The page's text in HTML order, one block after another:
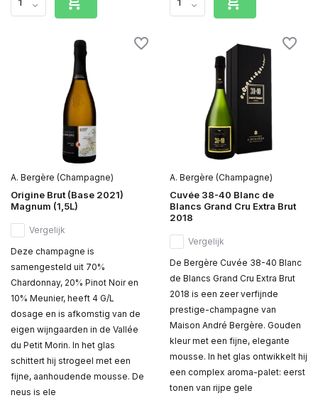
A. Bergère (Champagne)
Origine Brut (Base 2021)
Magnum (1,5L)
Vergelijk
Deze champagne is
samengesteld uit 70%
Chardonnay, 20% Pinot Noir en
10% Meunier, heeft 4 G/L
dosage en is afkomstig van de
eigen wijngaarden in de Vallée
du Petit Morin. In het glas
schittert hij strogeel met een
fijne, aanhoudende mousse. De
neus is ele
A. Bergère (Champagne)
Cuvée 38-40 Blanc de
Blancs Grand Cru Extra Brut
2018
Vergelijk
De Bergère Cuvée 38-40 Blanc
de Blancs Grand Cru Extra Brut
2018 is een zeer verfijnde
prestige-champagne van
Maison André Bergère. Gouden
kleur met een fijne, elegante
mousse. In het glas ontwikkelt hij
een complex aroma-palet: eerst
tonen van rijpe gele